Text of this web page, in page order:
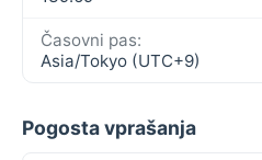
Časovni pas:
Asia/Tokyo (UTC+9)
Pogosta vprašanja